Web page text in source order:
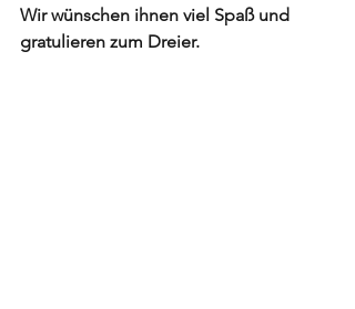
Wir wünschen ihnen viel Spaß und
gratulieren zum Dreier.